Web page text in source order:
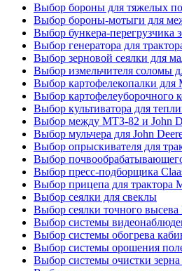
Выбор бороны для тяжелых
Выбор бороны-мотыги для
Выбор бункера-перегрузчика
Выбор генератора для
Выбор зерновой сеялки для
Выбор измельчителя соломы
Выбор картофелекопалки
Выбор картофелеуборочного
Выбор культиватора для
Выбор между МТЗ-82 и John
Выбор мульчера для John
Выбор опрыскивателя для
Выбор
Выбор пресс-подборщика
Выбор прицепа для трактора
Выбор сеялки для свеклы
Выбор сеялки точного высева
Выбор системы
Выбор системы обогрева
Выбор системы орошения
Выбор системы очистки